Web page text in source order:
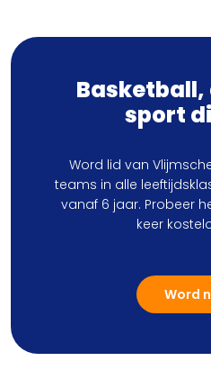
Basketball,
sport
Word lid van
teams in alle
vanaf 6 jaar. Probeer
keer
Word